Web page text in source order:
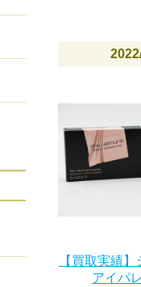
【買取実績
アイパ